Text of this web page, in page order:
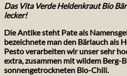
Das Vita Verde HeldenkrautBio
lecker!
Die Antike steht Pate als
bezeichnete man den Bärlauch als
Pesto verarbeiten wir unser sehr
extra, zusammen mit wildem Berg-
sonnengetrockneten Bio-Chili.